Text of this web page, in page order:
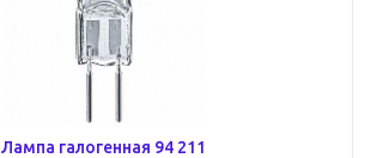
Лампа галогенная 94 211